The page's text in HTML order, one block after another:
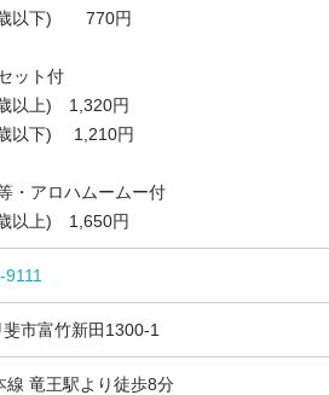
歳以下) 770円
ット付
以上) 1,320円
以下) 1,210円
・アロハムームー付
以上) 1,650円
市富竹新田1300-1
線 竜王駅より徒歩8分